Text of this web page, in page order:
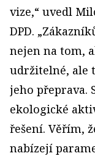
vize,“ uvedl
DPD.
nejen na tom,
udržitelné, ale
jeho přeprava.
ekologické
řešení. Věřím,
nabízejí